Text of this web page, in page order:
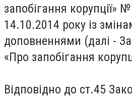
запобігання корупції»
14.10.2014 року із
доповненнями (далі -
«Про запобігання
Відповідно до ст.45